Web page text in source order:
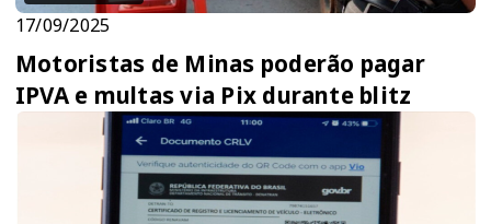
17/09/2025
Motoristas de Minas poderão pagar
IPVA e multas via Pix durante blitz